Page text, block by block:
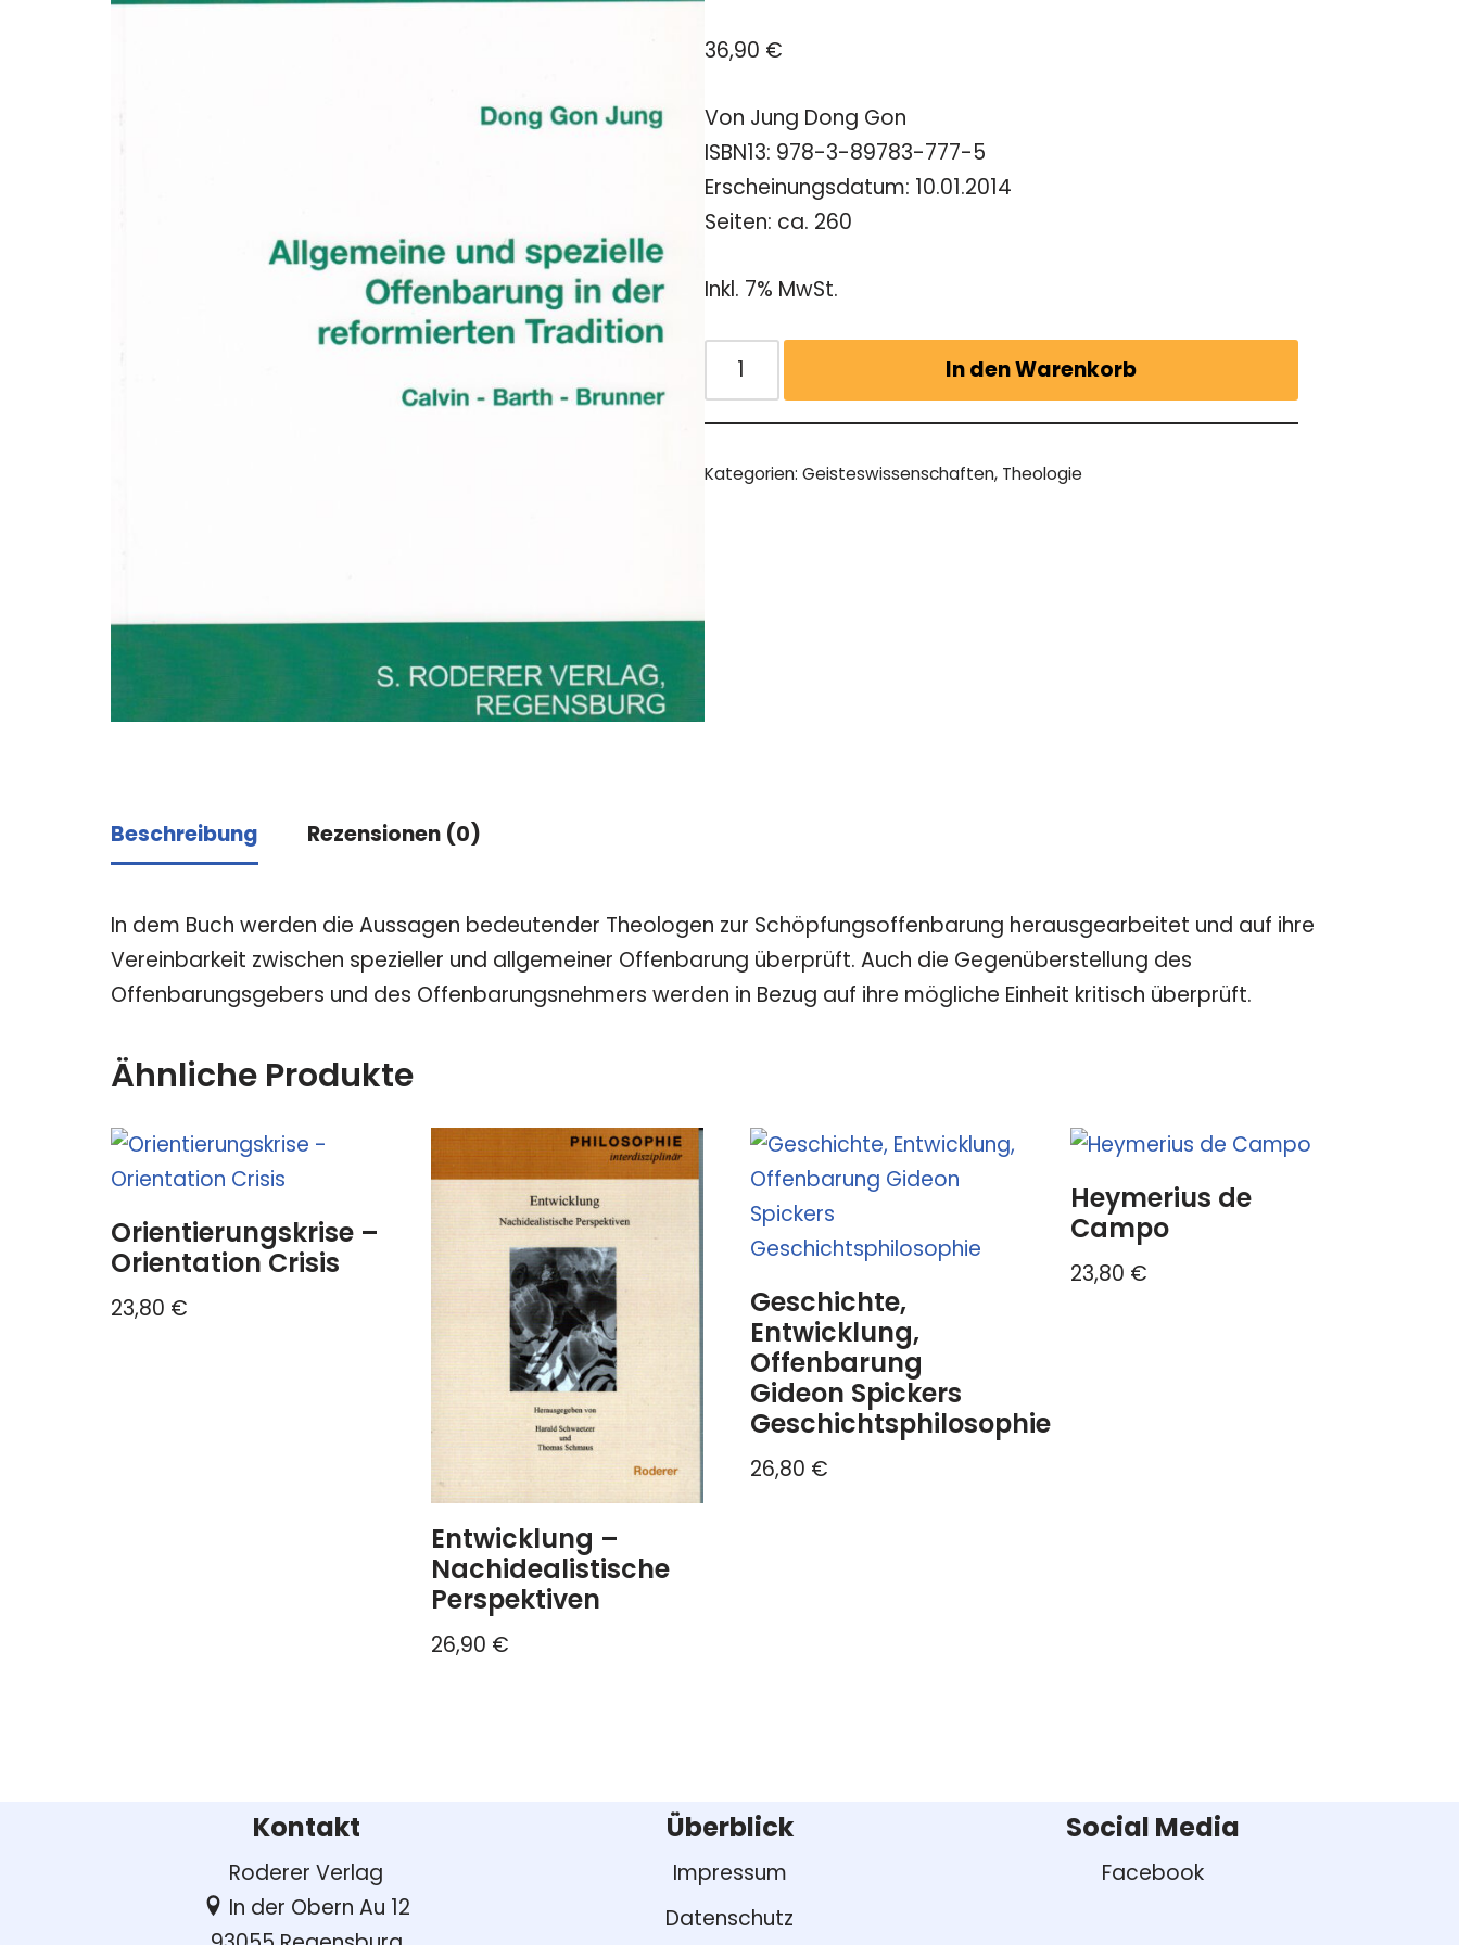
36,90 €
Von Jung Dong Gon
ISBN13: 978-3-89783-777-5
Erscheinungsdatum: 10.01.2014
Seiten: ca. 260
Inkl. 7% MwSt.
In den Warenkorb
Kategorien:Geisteswissenschaften, Theologie
Beschreibung Rezensionen (0)
In dem Buch werden die Aussagen bedeutender Theologen zur Schöpfungsoffenbarung herausgearbeitet und auf ihre
Vereinbarkeit zwischen spezieller und allgemeiner Offenbarung überprüft. Auch die Gegenüberstellung des
Offenbarungsgebers und des Offenbarungsnehmers werden in Bezug auf ihre mögliche Einheit kritisch überprüft.
Ähnliche Produkte
Orientierungskrise –
Orientation Crisis
23,80 €
Entwicklung –
Nachidealistische
Perspektiven
26,90 €
Geschichte,
Entwicklung,
Offenbarung
Gideon Spickers
Geschichtsphilosophie
26,80 €
Heymerius de
Campo
23,80 €
Kontakt
Roderer Verlag
In der Obern Au 12
Überblick
Impressum
Datenschutz
Social Media
Facebook